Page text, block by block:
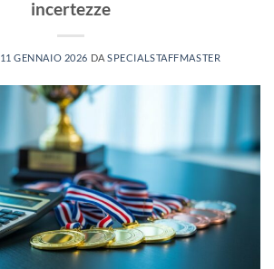
incertezze
11 GENNAIO 2026 DASPECIALSTAFFMASTER